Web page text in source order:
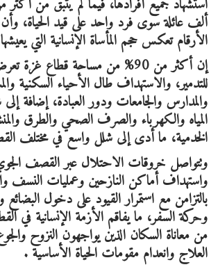
ألف عائلة سوى فرد واحد على قيد الحياة،
الأرقام تعكس حجم المأساة الإنسانية التي
إن أكثر من 90% من مساحة قطاع غزة
للتدمير، والاستهداف طال الأحياء السكنية
والمدارس والجامعات ودور العبادة، إضافة
المياه والكهرباء والصرف الصحي والطرق
الخدمية، ما أدى إلى شلل واسع في مختلف
وتتواصل خروقات الاحتلال عبر القصف
واستهداف أماكن النازحين وعمليات النسف
بالتزامن مع استمرار القيود على دخول البضائع
وحركة السفر، ما يفاقم الأزمة الإنسانية في
من معاناة السكان الذين يواجهون النزوح
العلاج وانعدام مقومات الحياة الأساسية .